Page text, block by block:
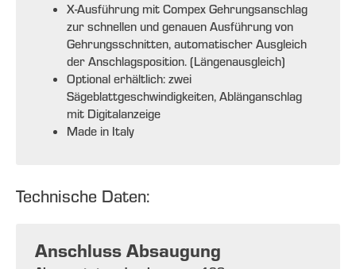
X-Ausführung mit Compex Gehrungsanschlag
zur schnellen und genauen Ausführung von
Gehrungsschnitten, automatischer Ausgleich
der Anschlagsposition. (Längenausgleich)
Optional erhältlich: zwei
Sägeblattgeschwindigkeiten, Ablänganschlag
mit Digitalanzeige
Made in Italy
Technische Daten:
Anschluss Absaugung